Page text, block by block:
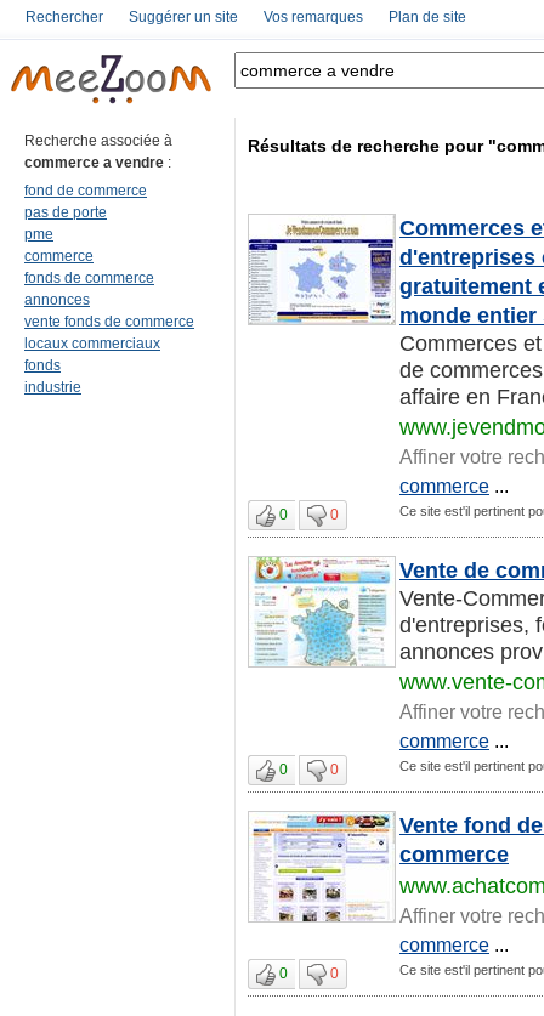
Rechercher Suggérer un site Vos remarques Plan de site
Recherche associée à
commerce a vendre :
fond de commerce
pas de porte
pme
commerce
fonds de commerce
annonces
vente fonds de commerce
locaux commerciaux
fonds
industrie
Résultats de recherche pour
Commerces
d'entreprises
gratuitement
monde
Commerces
de
affaire en
Affiner votre
commerce ...
0 0 Ce site est'il pertinent
Vente de
Vente-
d'entreprises,
annonces
www.vente-
Affiner votre
commerce ...
0 0 Ce site est'il pertinent
Vente fond
commerce
Affiner votre
commerce ...
0 0 Ce site est'il pertinent